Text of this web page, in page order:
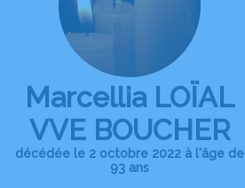
Marcellia LOÏAL
VVE BOUCHER
décédée le 2 octobre 2022 à l'âge de
93 ans